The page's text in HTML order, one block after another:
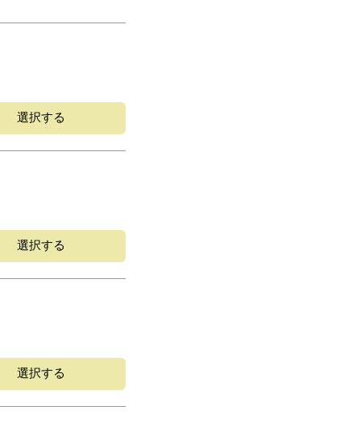
選択する
選択する
選択する